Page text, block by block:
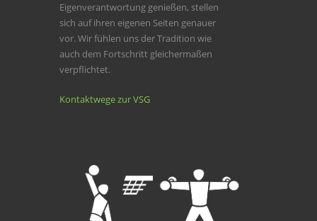
Eigenverantwortung genießen, stellen
sich auf ihren eigenen Seiten genauer
vor. Wir fühlen uns der Tradition wie
auch dem Fortschritt gleichermaßen
verpflichtet.
Kontaktwege zur VSG